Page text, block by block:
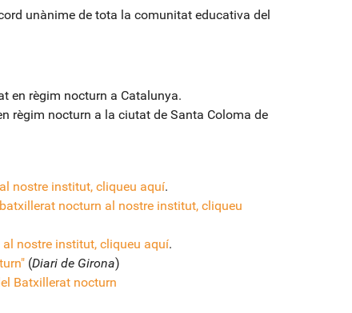
unànime de tota la comunitat educativa del
en règim nocturn a Catalunya.
règim nocturn a la ciutat de Santa Coloma de
nostre institut, cliqueu aquí.
batxillerat nocturn al nostre institut, cliqueu
nostre institut, cliqueu aquí.
(Diari de Girona)
Batxillerat nocturn